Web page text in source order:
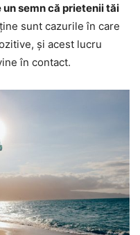
un semn că prietenii tăi
sunt cazurile în care
și acest lucru
în contact.